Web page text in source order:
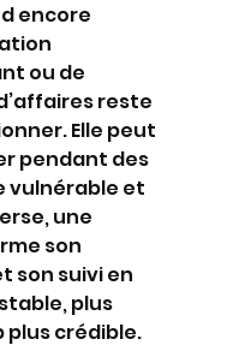
encore
ou de
reste
Elle peut
pendant des
vulnérable et
une
son
son suivi en
plus
crédible.